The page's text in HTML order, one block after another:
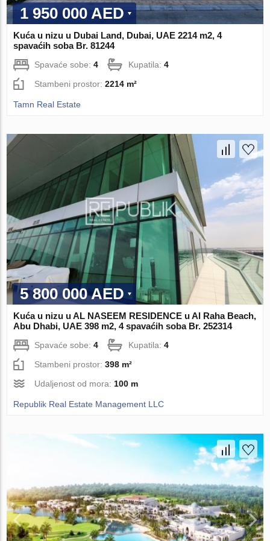
1 950 000 AED
Kuća u nizu u Dubai Land, Dubai, UAE 2214 m2, 4
spavaćih soba Br. 81244
Spavaće sobe:4 Kupatila:4
Stambeni prostor:2214 m²
Tamn Real Estate
5 800 000 AED
Kuća u nizu u AL NASEEM RESIDENCE u Al Raha Beach,
Abu Dhabi, UAE 398 m2, 4 spavaćih soba Br. 252314
Spavaće sobe:4 Kupatila:4
Stambeni prostor:398 m²
Udaljenost od mora:100 m
Republik Real Estate Management LLC